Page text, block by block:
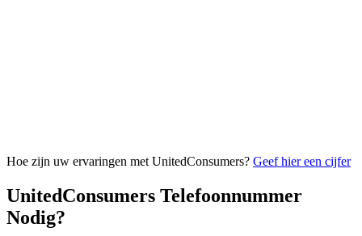
Hoe zijn uw ervaringen met UnitedConsumers? Geef hier een cijfer
UnitedConsumers Telefoonnummer
Nodig?